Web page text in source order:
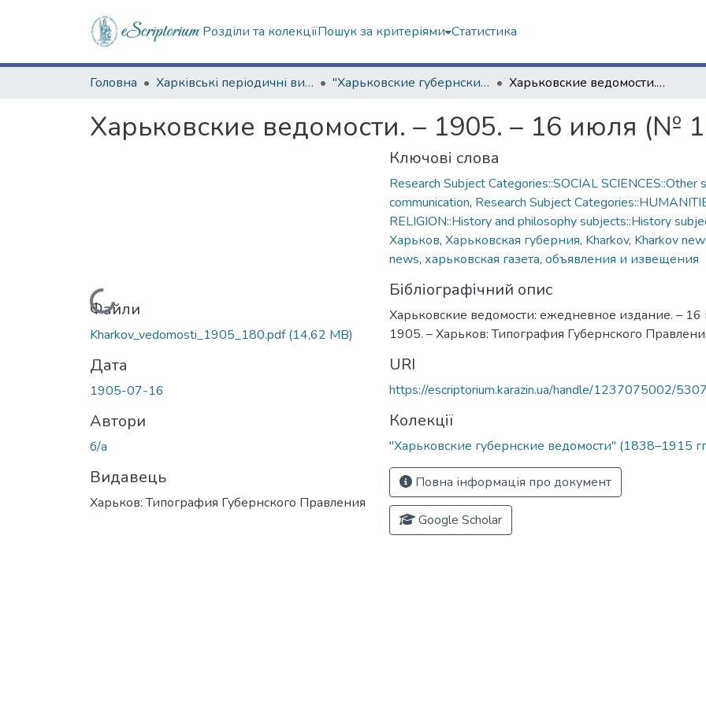
Розділи та колекціїПошук за критеріями Статистика
Головна Харківські періодичні видання "Харьковские губернские ведомости" (1838–1915 гг.) Харьковские ведомости. – 1905. – 16 июля (№ 180)
Харьковские ведомости. – 1905. – 16 июля (№
Вантажиться...
Файли
Kharkov_vedomosti_1905_180.pdf(14,62 MB)
Дата
1905-07-16
Автори
б/а
Видавець
Харьков: Типография Губернского Правления
Ключові слова
Research Subject Categories::SOCIAL SCIENCES::Other
communication, Research Subject
RELIGION::History and philosophy subjects::History
Харьков, Харьковская губерния, Kharkov, Kharkov
news, харьковская газета, объявления и извещения
Бібліографічний опис
Харьковские ведомости: ежедневное издание. –
1905. – Харьков: Типография Губернского
URI
https://escriptorium.karazin.ua/handle/1237075002/
Колекції
"Харьковские губернские ведомости" (1838–1915
Повна інформація про документ
Google Scholar